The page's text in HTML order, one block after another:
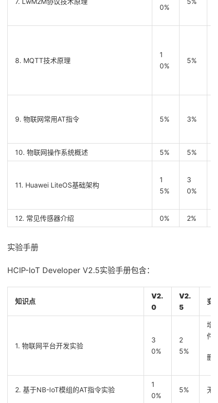
0%
8. MQTT技术原理
1
0%
5%
9. 物联网常用AT指令 5% 3%
10. 物联网操作系统概述 5% 5%
11. Huawei LiteOS基础架构
1
5%
3
0%
12. 常见传感器介绍 0% 2%
实验手册
HCIP-IoT Developer V2.5实验手册包含：
知识点
V2.
0
V2.
5
变
1. 物联网平台开发实验
3
0%
2
5%
增
件
删
2. 基于NB-IoT模组的AT指令实验
1
0%
5% 无